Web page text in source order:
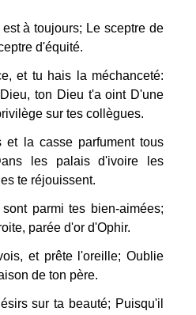
à toujours; Le sceptre de
d'équité.
et tu hais la méchanceté:
ton Dieu t'a oint D'une
sur tes collègues.
et la casse parfument tous
les palais d'ivoire les
te réjouissent.
parmi tes bien-aimées;
parée d'or d'Ophir.
et prête l'oreille; Oublie
de ton père.
sur ta beauté; Puisqu'il